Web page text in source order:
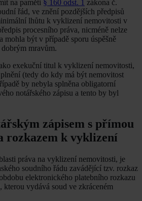
na paměti § 160 odst. 1 zákona č.
řád, ve znění pozdějších předpisů
lhůtu k vyklizení nemovitosti v
procesního práva, nicméně nelze
mohla být v případě sporu úspěšně
mravům.
exekuční titul k vyklizení nemovitosti,
(tedy do kdy má být nemovitost
by nebyla splněna obligatorní
notářského zápisu a tento by byl
zápisem s přímou
rozkazem k vyklizení
práva na vyklizení nemovitosti, je
soudního řádu zavádějící tzv. rozkaz
elektronického platebního rozkazu
vydává soud ve zkráceném